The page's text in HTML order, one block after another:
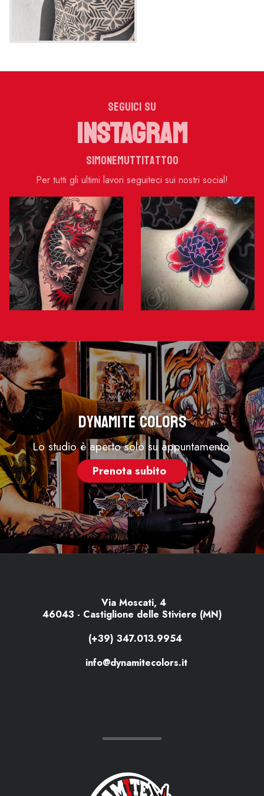
SEGUICI SU
INSTAGRAM
simonemuttitattoo
Per tutti gli ultimi lavori seguiteci sui nostri social!
Dynamite Colors
Lo studio è aperto solo su appuntamento.
Prenota subito
Via Moscati, 4
46043 - Castiglione delle Stiviere (MN)
(+39) 347.013.9954
info@dynamitecolors.it